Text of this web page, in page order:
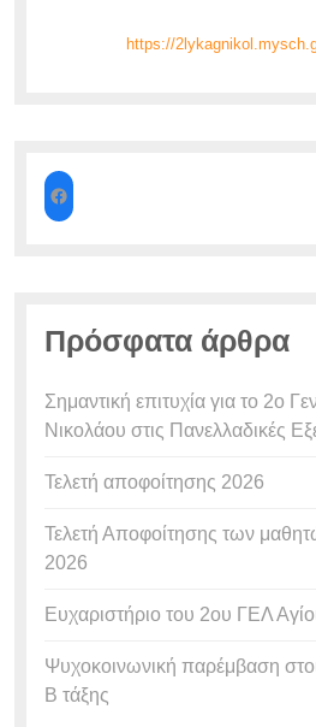
https://
Πρόσφατα άρθρα
Σημαντική επιτυχία για το 2ο
Νικολάου στις Πανελλαδικές
Τελετή αποφοίτησης 2026
Τελετή Αποφοίτησης των
2026
Ευχαριστήριο του 2ου ΓΕΛ
Ψυχοκοινωνική παρέμβαση
Β τάξης